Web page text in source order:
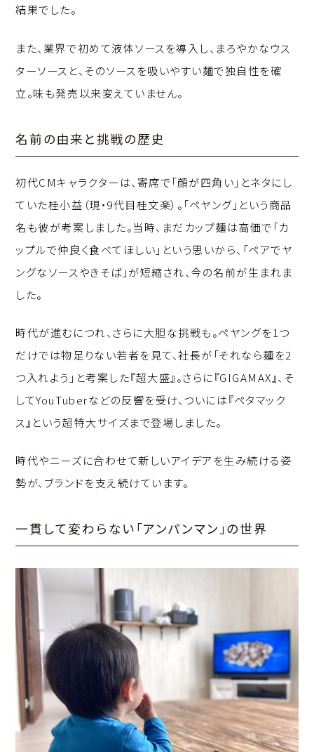
結果でした。
また、業界で初めて液体ソースを導入し、まろやかなウス
ターソースと、そのソースを吸いやすい麺で独自性を確
立。味も発売以来変えていません。
名前の由来と挑戦の歴史
初代CMキャラクターは、寄席で「顔が四角い」とネタにし
ていた桂小益（現・9代目桂文楽）。「ペヤング」という商品
名も彼が考案しました。当時、まだカップ麺は高価で「カ
ップルで仲良く食べてほしい」という思いから、「ペアでヤ
ングなソースやきそば」が短縮され、今の名前が生まれま
した。
時代が進むにつれ、さらに大胆な挑戦も。ペヤングを1つ
だけでは物足りない若者を見て、社長が「それなら麺を2
つ入れよう」と考案した『超大盛』。さらに『GIGAMAX』、そ
してYouTuberなどの反響を受け、ついには『ペタマック
ス』という超特大サイズまで登場しました。
時代やニーズに合わせて新しいアイデアを生み続ける姿
勢が、ブランドを支え続けています。
一貫して変わらない「アンパンマン」の世界